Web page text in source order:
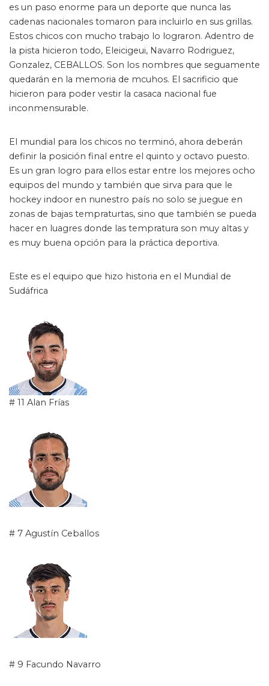
(Pool B) Photo by WorldSportPics/Marcel Sigg)
es un paso enorme para un deporte que nunca las
cadenas nacionales tomaron para incluirlo en sus grillas.
Estos chicos con mucho trabajo lo lograron. Adentro de
la pista hicieron todo, Eleicigeui, Navarro Rodriguez,
Gonzalez, CEBALLOS. Son los nombres que seguamente
quedarán en la memoria de mcuhos. El sacrificio que
hicieron para poder vestir la casaca nacional fue
inconmensurable.
El mundial para los chicos no terminó, ahora deberán
definir la posición final entre el quinto y octavo puesto.
Es un gran logro para ellos estar entre los mejores ocho
equipos del mundo y también que sirva para que le
hockey indoor en nunestro país no solo se juegue en
zonas de bajas tempraturtas, sino que también se pueda
hacer en luagres donde las tempratura son muy altas y
es muy buena opción para la práctica deportiva.
Este es el equipo que hizo historia en el Mundial de
Sudáfrica
# 11 Alan Frías
# 7 Agustín Ceballos
# 9 Facundo Navarro